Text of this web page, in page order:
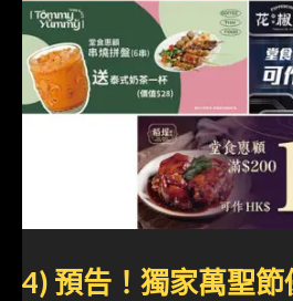
4) 預告！獨家萬聖